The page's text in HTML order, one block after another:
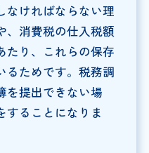
なければならない理
、消費税の仕入税額
たり、これらの保存
るためです。税務調
を提出できない場
することになりま